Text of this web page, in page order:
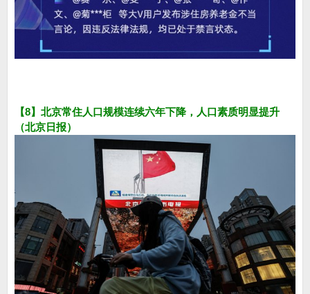
【8】北京常住人口规模连续六年下降，人口素质明显提升
（北京日报）